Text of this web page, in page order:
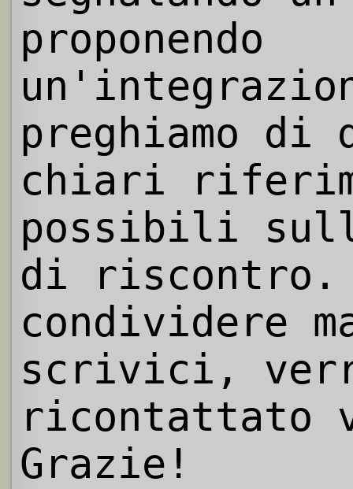
proponendo
preghiamo
chiari
possibili
di riscontro.
condividere
scrivici,
ricontattato
Grazie!